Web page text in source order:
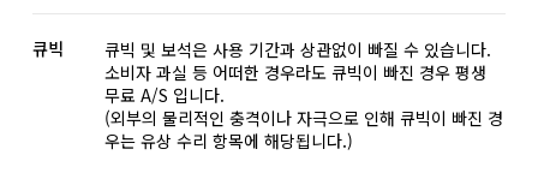
큐빅
큐빅 및 보석은 사용 기간과 상관없이 빠질 수 있습니다.
소비자 과실 등 어떠한 경우라도 큐빅이 빠진 경우 평생
무료 A/S 입니다.
(외부의 물리적인 충격이나 자극으로 인해 큐빅이 빠진 경
우는 유상 수리 항목에 해당됩니다.)